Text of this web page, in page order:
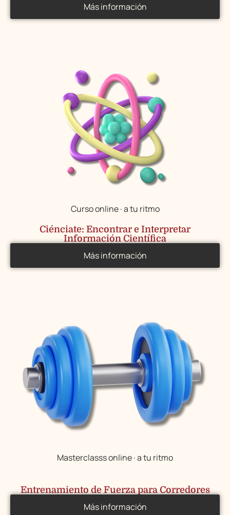
Más información
Curso online · a tu ritmo
Ciénciate: Encontrar e Interpretar
Información Científica
Más información
Masterclasss online · a tu ritmo
Entrenamiento de Fuerza para Corredores
Más información